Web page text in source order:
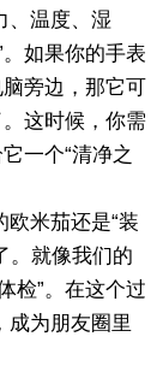
温度、湿
如果你的手表
旁边，那它可
这时候，你需
一个“清净之
米茄还是“装
。就像我们的
检”。在这个过
成为朋友圈里